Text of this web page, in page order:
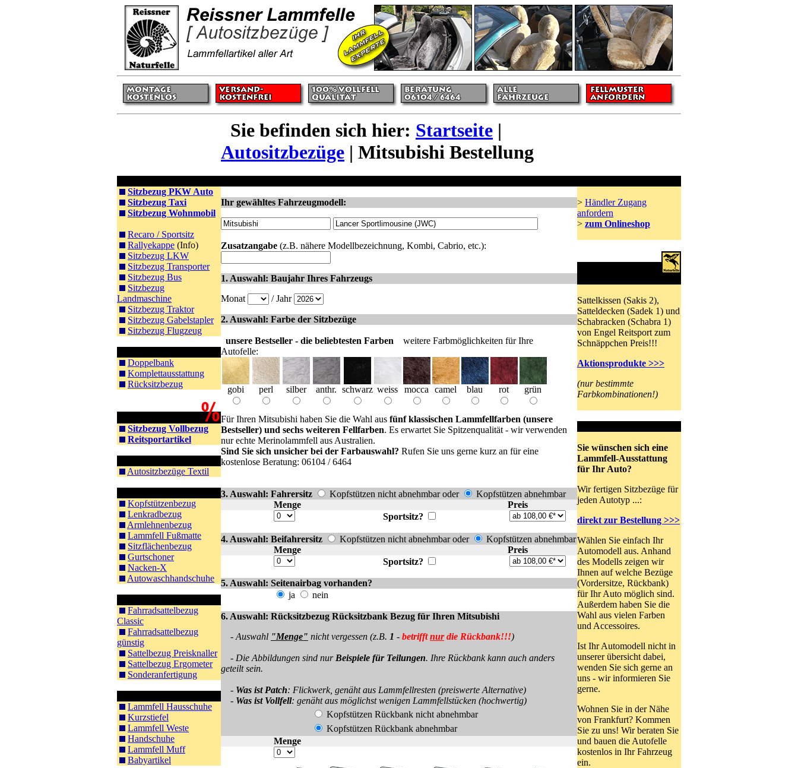
Sie befinden sich hier: Startseite |
Autositzbezüge | Mitsubishi Bestellung
Sitzbezug PKW Auto
Sitzbezug Taxi
Sitzbezug Wohnmobil
Recaro / Sportsitz
Rallyekappe (Info)
Sitzbezug LKW
Sitzbezug Transporter
Sitzbezug Bus
Sitzbezug
Landmaschine
Sitzbezug Traktor
Sitzbezug Gabelstapler
Sitzbezug Flugzeug
Doppelbank
Komplettausstattung
Rücksitzbezug
Sitzbezug Vollbezug
Reitsportartikel
Autositzbezüge Textil
Kopfstützenbezug
Lenkradbezug
Armlehnenbezug
Lammfell Fußmatte
Sitzflächenbezug
Gurtschoner
Nacken-X
Autowaschhandschuhe
Fahrradsattelbezug
Classic
Fahrradsattelbezug
günstig
Sattelbezug Preisknaller
Sattelbezug Ergometer
Sonderanfertigung
Lammfell Hausschuhe
Kurzstiefel
Lammfell Weste
Handschuhe
Lammfell Muff
Babyartikel
Ihr gewähltes Fahrzeugmodell:
Zusatzangabe (z.B. nähere Modellbezeichnung, Kombi, Cabrio, etc.):
1. Auswahl: Baujahr Ihres Fahrzeugs
Monat
/ Jahr
2. Auswahl: Farbe der Sitzbezüge
unsere Bestseller - die beliebtesten Farben
weitere Farbmöglichkeiten für Ihre
Autofelle:
gobi perl silber anthr. schwarz weiss mocca camel blau rot grün
Für Ihren Mitsubishi haben Sie die Wahl aus fünf klassischen Lammfellfarben (unsere
Bestseller) und sechs weiteren Fellfarben. Es erwartet Sie Spitzenqualität - wir verwenden
nur echte Merinolammfell aus Australien.
Sind Sie sich unsicher bei der Farbauswahl? Rufen Sie uns gerne kurz an für eine
kostenlose Beratung: 06104 / 6464
3. Auswahl: Fahrersitz Kopfstützen nicht abnehmbar oder
Kopfstützen abnehmbar
Menge
Preis
Sportsitz?
4. Auswahl: Beifahrersitz Kopfstützen nicht abnehmbar oder
Kopfstützen abnehmbar
Menge
Preis
Sportsitz?
5. Auswahl: Seitenairbag vorhanden?
ja
nein
6. Auswahl: Rücksitzbezug Rücksitzbank Bezug für Ihren Mitsubishi
- Auswahl "Menge" nicht vergessen (z.B. 1 - betrifftnurdie Rückbank!!!)
- Die Abbildungen sind nur Beispiele für Teilungen. Ihre Rückbank kann auch anders
geteilt sein.
- Was ist Patch: Flickwerk, genäht aus Lammfellresten (preiswerte Alternative)
- Was ist Vollfell: genäht aus möglichst wenigen Lammfellstücken (hochwertig)
Kopfstützen Rückbank nicht abnehmbar
Kopfstützen Rückbank abnehmbar
Menge
> Händler Zugang
anfordern
> zum Onlineshop
Sattelkissen (Sakis 2),
Satteldecken (Sadek 1) und
Schabracken (Schabra 1)
von Engel Reitsport zum
Schnäppchen Preis!!!
Aktionsprodukte >>>
(nur bestimmte
Farbkombinationen!)
Sie wünschen sich eine
Lammfell-Ausstattung
für Ihr Auto?
Wir fertigen Sitzbezüge für
jeden Autotyp ...:
direkt zur Bestellung >>>
Wählen Sie einfach Ihr
Automodell aus. Anhand
des Modells zeigen wir
Ihnen auf welche Bezüge
(Vordersitze, Rückbank)
für Ihr Auto möglich sind.
Außerdem haben Sie die
Wahl aus vielen Farben
und Accessoires.
Ist Ihr Automodell nicht in
unserer übersicht dabei,
wenden Sie sich gerne an
uns - wir informieren Sie
gerne.
Wohnen Sie in der Nähe
von Frankfurt? Kommen
Sie zu uns! Wir beraten Sie
und bauen die Autofelle
kostenlos in Ihr Fahrzeug
ein.